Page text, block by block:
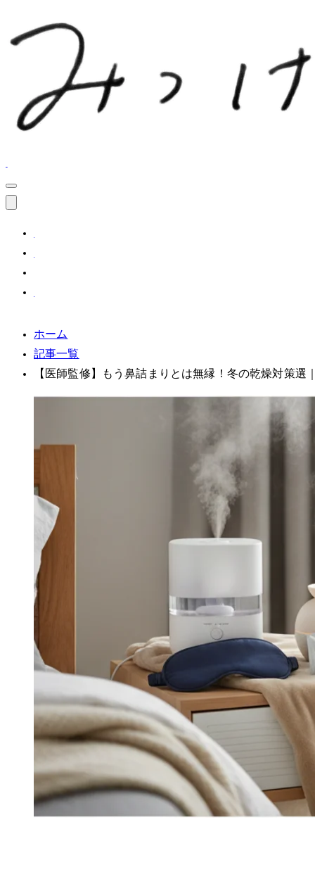
ホーム
記事一覧
【医師監修】もう鼻詰まりとは無縁！冬の乾燥対策7選